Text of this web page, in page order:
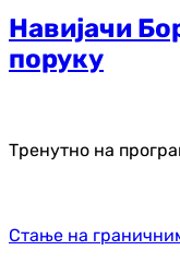
Навијачи
поруку
Тренутно на
Стање на